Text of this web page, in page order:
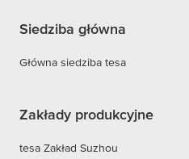
Siedziba główna
Główna siedziba tesa
Zakłady produkcyjne
tesa Zakład Suzhou